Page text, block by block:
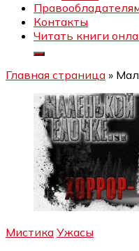
Контакты
Читать книги
Главная страница »
Мистика Ужасы